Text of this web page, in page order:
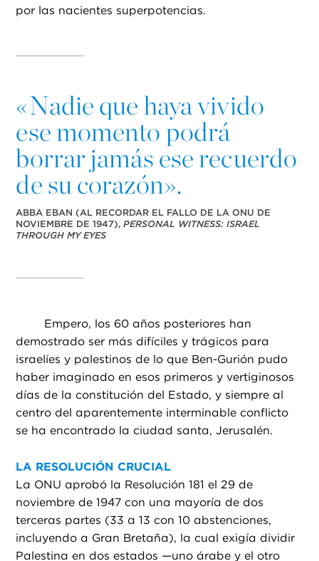
por las nacientes superpotencias.
«Nadie que haya vivido
ese momento podrá
borrar jamás ese recuerdo
de su corazón».
ABBA EBAN (AL RECORDAR EL FALLO DE LA ONU DE
NOVIEMBRE DE 1947),PERSONAL WITNESS: ISRAEL
THROUGH MY EYES
Empero, los 60 años posteriores han
demostrado ser más difíciles y trágicos para
israelíes y palestinos de lo que Ben-Gurión pudo
haber imaginado en esos primeros y vertiginosos
días de la constitución del Estado, y siempre al
centro del aparentemente interminable conflicto
se ha encontrado la ciudad santa, Jerusalén.
LA RESOLUCIÓN CRUCIAL
La ONU aprobó la Resolución 181 el 29 de
noviembre de 1947 con una mayoría de dos
terceras partes (33 a 13 con 10 abstenciones,
incluyendo a Gran Bretaña), la cual exigía dividir
Palestina en dos estados —uno árabe y el otro